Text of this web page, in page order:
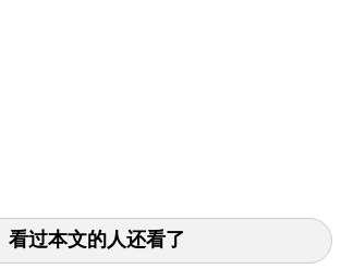
预言
看过本文的人还看了